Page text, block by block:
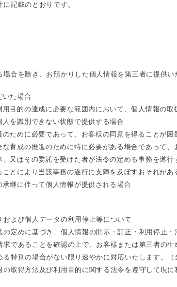
記載のとおりです。
合を除き、お預かりした個人情報を第三者に提供い
いた場合
目的の達成に必要な範囲内において、個人情報の
を識別できない状態で提供する場合
ために必要であって、お客様の同意を得ることが困
育成の推進のために特に必要がある場合であって
又はその委託を受けた者が法令の定める事務を遂
とにより当該事務の遂行に支障を及ぼすおそれがあ
継に伴って個人情報が提供される場合
よび個人データの利用停止等について
定めに基づき、個人情報の開示・訂正・利用停止
であることを確認の上で、お客様または第三者の
特別の場合がない限り速やかに対応いたします。
取得方法及び利用目的に関する法令を遵守して現